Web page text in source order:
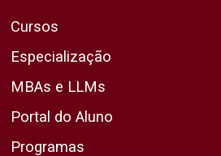
Cursos
Especialização
MBAs e LLMs
Portal do Aluno
Programas